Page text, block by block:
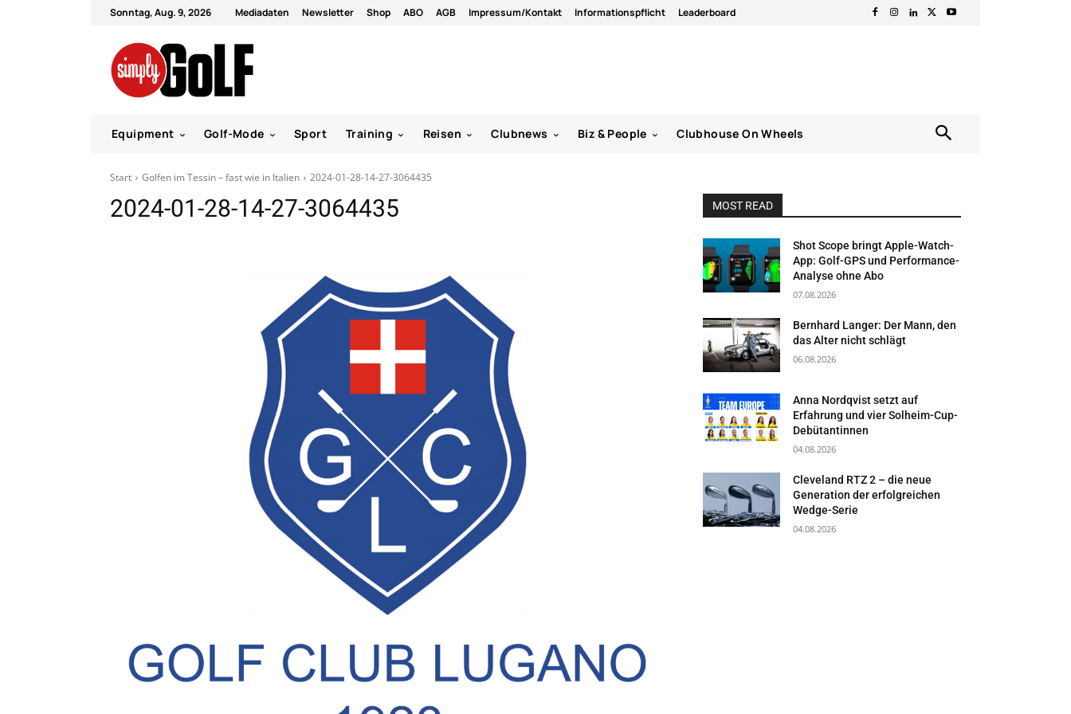
Sonntag, Aug. 9, 2026 Mediadaten Newsletter Shop ABO AGB Impressum/Kontakt Informationspflicht Leaderboard
Equipment Golf-Mode Sport Training Reisen Clubnews Biz & People Clubhouse On Wheels
Start Golfen im Tessin – fast wie in Italien 2024-01-28-14-27-3064435
2024-01-28-14-27-3064435 MOST READ
Shot Scope bringt Apple-Watch-
App: Golf-GPS und Performance-
Analyse ohne Abo
07.08.2026
Bernhard Langer: Der Mann, den
das Alter nicht schlägt
06.08.2026
Anna Nordqvist setzt auf
Erfahrung und vier Solheim-Cup-
Debütantinnen
04.08.2026
Cleveland RTZ 2 – die neue
Generation der erfolgreichen
Wedge-Serie
04.08.2026